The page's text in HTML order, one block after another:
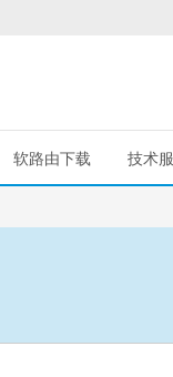
软路由下载 技术